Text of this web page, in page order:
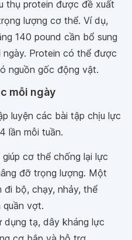
thụ protein được đề xuất
lượng cơ thể. Ví dụ,
140 pound cần bổ sung
Protein có thể được
nguồn gốc động vật.
mỗi ngày
luyện các bài tập chịu lực
lần mỗi tuần.
cơ thể chống lại lực
đỡ trọng lượng. Một
đi bộ, chạy, nhảy, thể
quần vợt.
dụng tạ, dây kháng lực